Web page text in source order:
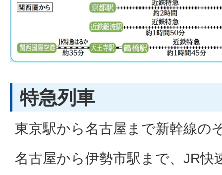
特急列車
東京駅から名古屋まで新幹線の
名古屋から伊勢市駅まで、JR快